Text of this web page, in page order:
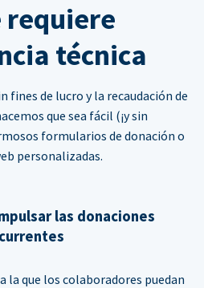
requiere
técnica
fines de lucro y la recaudación de
que sea fácil (¡y sin
formularios de donación o
personalizadas.
las donaciones
la que los colaboradores puedan